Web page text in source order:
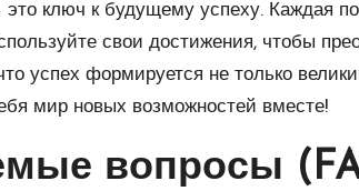
ключ к будущему успеху. Каждая
свои достижения, чтобы
успех формируется не только
мир новых возможностей вместе!
вопросы